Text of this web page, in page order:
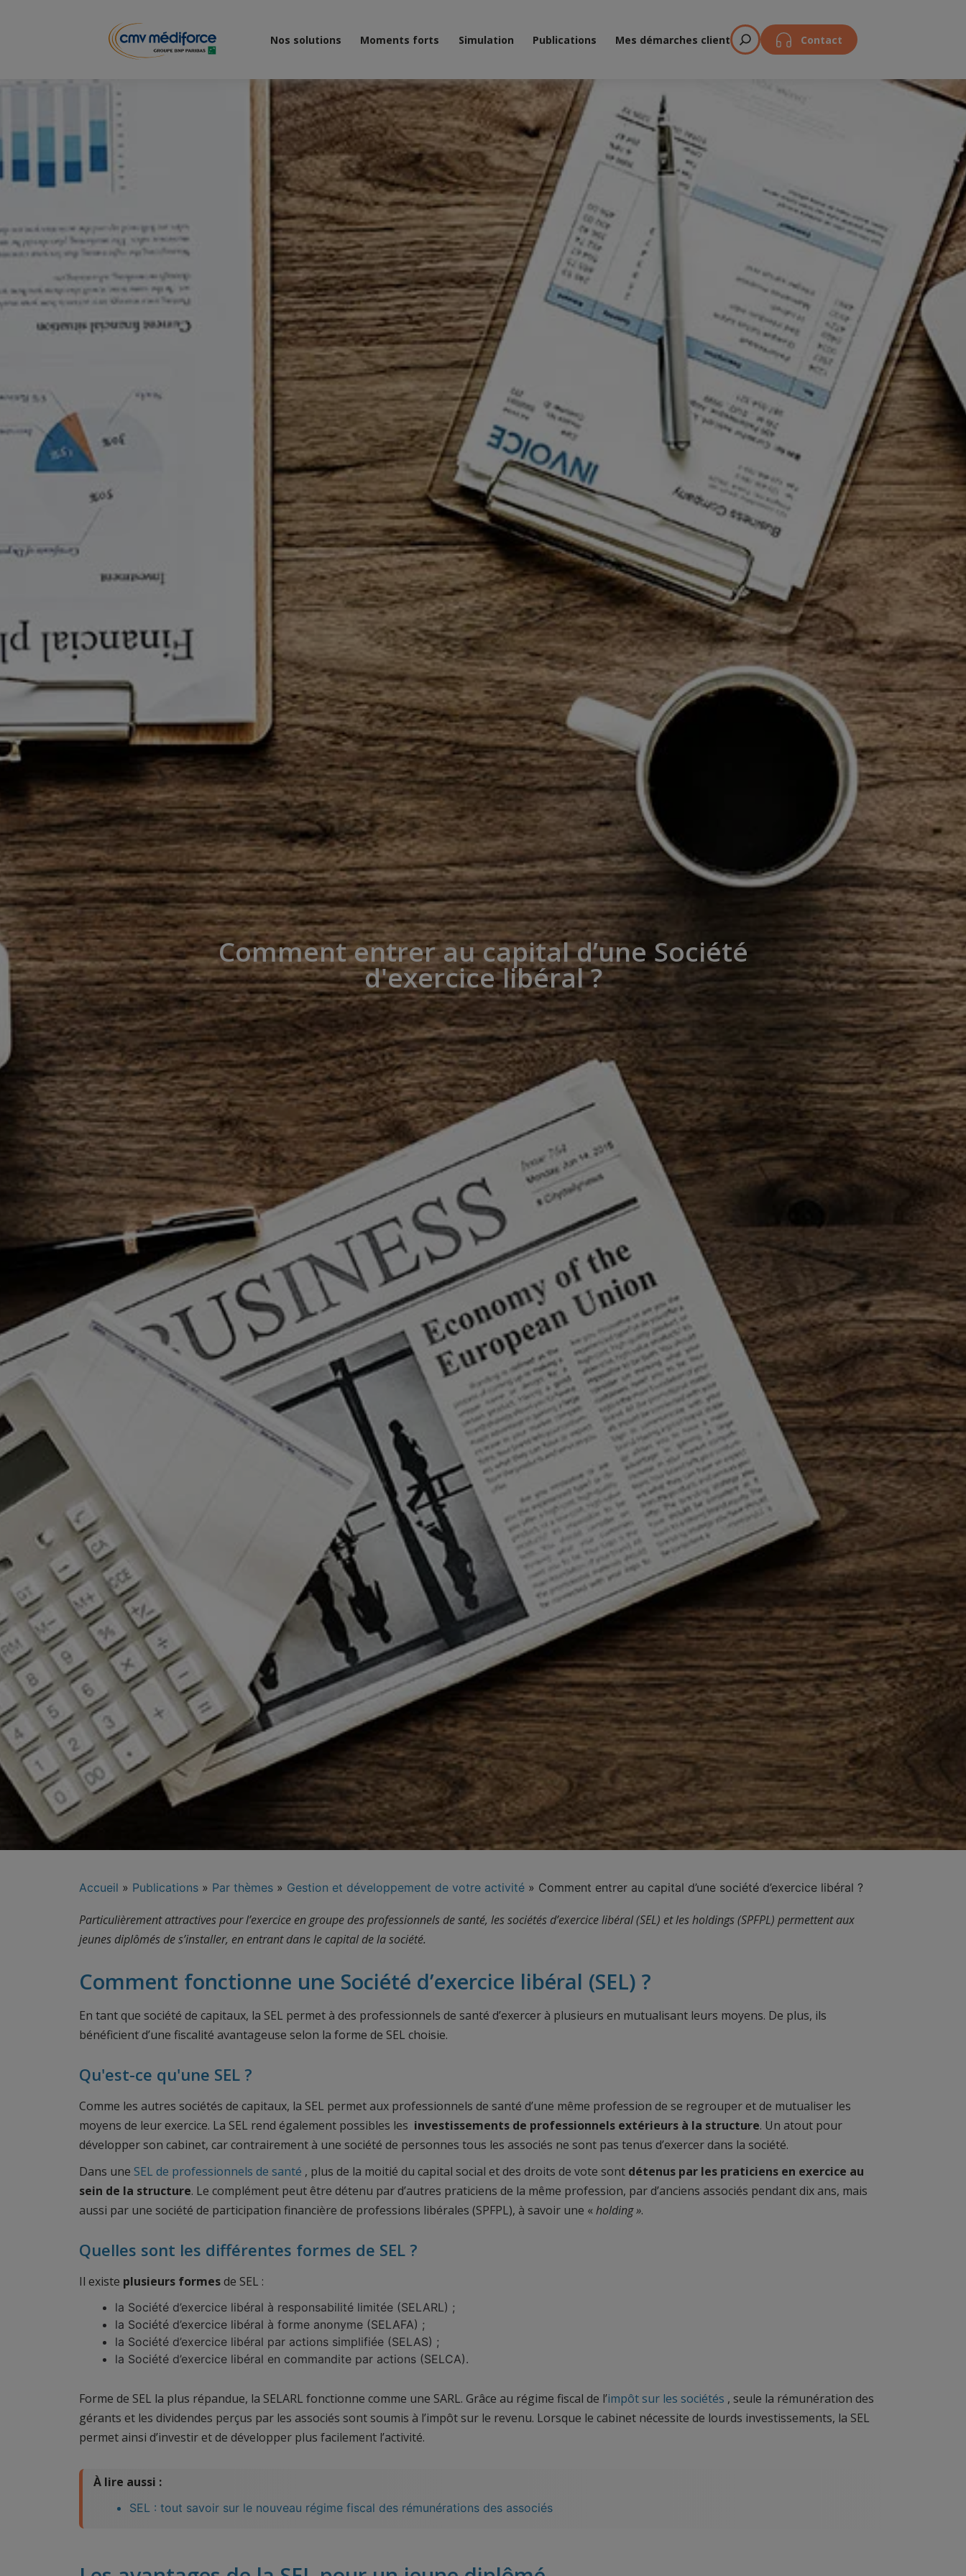
Nos solutions Moments forts Simulation Publications Mes démarches client Contact
Comment entrer au capital d’une Société
d'exercice libéral ?
Accueil » Publications » Par thèmes » Gestion et développement de votre activité » Comment entrer au capital d’une société d’exercice libéral ?
Particulièrement attractives pour l’exercice en groupe des professionnels de santé, les sociétés d’exercice libéral (SEL) et les holdings (SPFPL) permettent aux
jeunes diplômés de s’installer, en entrant dans le capital de la société.
Comment fonctionne une Société d’exercice libéral (SEL) ?
En tant que société de capitaux, la SEL permet à des professionnels de santé d’exercer à plusieurs en mutualisant leurs moyens. De plus, ils
bénéficient d’une fiscalité avantageuse selon la forme de SEL choisie.
Qu'est-ce qu'une SEL ?
Comme les autres sociétés de capitaux, la SEL permet aux professionnels de santé d’une même profession de se regrouper et de mutualiser les
moyens de leur exercice. La SEL rend également possibles les investissements de professionnels extérieurs à la structure. Un atout pour
développer son cabinet, car contrairement à une société de personnes tous les associés ne sont pas tenus d’exercer dans la société.
Dans une SEL de professionnels de santé , plus de la moitié du capital social et des droits de vote sont détenus par les praticiens en exercice au
sein de la structure. Le complément peut être détenu par d’autres praticiens de la même profession, par d’anciens associés pendant dix ans, mais
aussi par une société de participation financière de professions libérales (SPFPL), à savoir une «holding».
Quelles sont les différentes formes de SEL ?
Il existe plusieurs formesde SEL :
la Société d’exercice libéral à responsabilité limitée (SELARL) ;
la Société d’exercice libéral à forme anonyme (SELAFA) ;
la Société d’exercice libéral par actions simplifiée (SELAS) ;
la Société d’exercice libéral en commandite par actions (SELCA).
Forme de SEL la plus répandue, la SELARL fonctionne comme une SARL. Grâce au régime fiscal de l’impôt sur les sociétés , seule la rémunération des
gérants et les dividendes perçus par les associés sont soumis à l’impôt sur le revenu. Lorsque le cabinet nécessite de lourds investissements, la SEL
permet ainsi d’investir et de développer plus facilement l’activité.
À lire aussi :
SEL : tout savoir sur le nouveau régime fiscal des rémunérations des associés